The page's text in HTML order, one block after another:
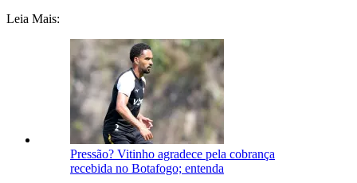
Leia Mais:
Pressão? Vitinho agradece pela cobrança
recebida no Botafogo; entenda